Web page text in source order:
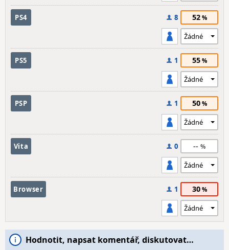
PS4 8 52
PS5 1 55
PSP 1 50
Vita 0 --
Browser 1 30
Hodnotit, napsat komentář, diskutovat…